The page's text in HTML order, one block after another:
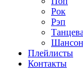
Рок
Рэп
Шансон
Плейлисты
Контакты